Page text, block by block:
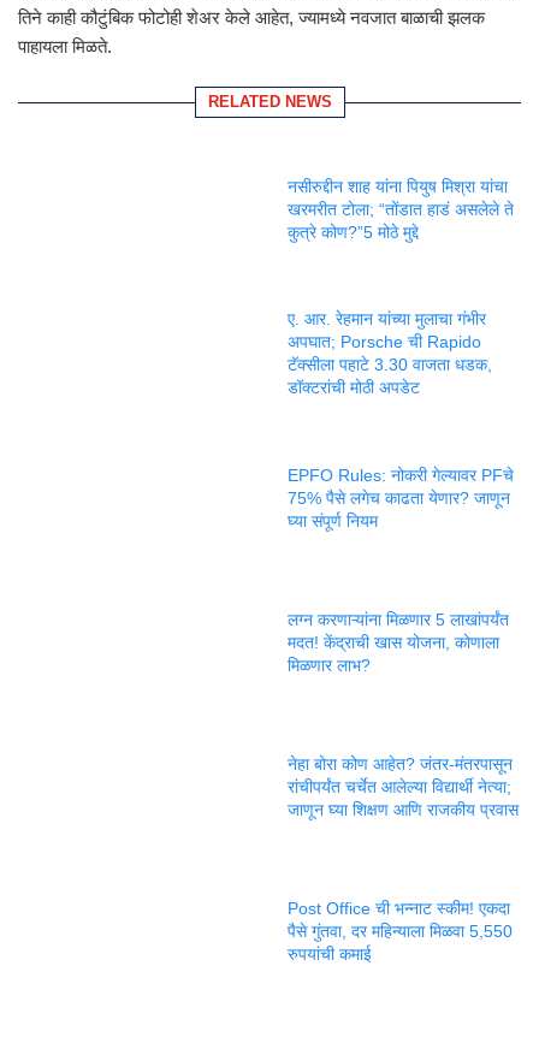
तिने काही कौटुंबिक फोटोही शेअर केले आहेत, ज्यामध्ये नवजात बाळाची झलक
पाहायला मिळते.
RELATED NEWS
नसीरुद्दीन शाह यांना पियुष मिश्रा यांचा
खरमरीत टोला; “तोंडात हाडं असलेले ते
कुत्रे कोण?”5 मोठे मुद्दे
ए. आर. रेहमान यांच्या मुलाचा गंभीर
अपघात; Porsche ची Rapido
टॅक्सीला पहाटे 3.30 वाजता धडक,
डॉक्टरांची मोठी अपडेट
EPFO Rules: नोकरी गेल्यावर PFचे
75% पैसे लगेच काढता येणार? जाणून
घ्या संपूर्ण नियम
लग्न करणाऱ्यांना मिळणार 5 लाखांपर्यंत
मदत! केंद्राची खास योजना, कोणाला
मिळणार लाभ?
नेहा बोरा कोण आहेत? जंतर-मंतरपासून
रांचीपर्यंत चर्चेत आलेल्या विद्यार्थी नेत्या;
जाणून घ्या शिक्षण आणि राजकीय प्रवास
Post Office ची भन्नाट स्कीम! एकदा
पैसे गुंतवा, दर महिन्याला मिळवा 5,550
रुपयांची कमाई